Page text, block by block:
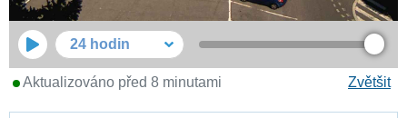
24 hodin
Zvětšit
Aktualizováno před 8 minutami